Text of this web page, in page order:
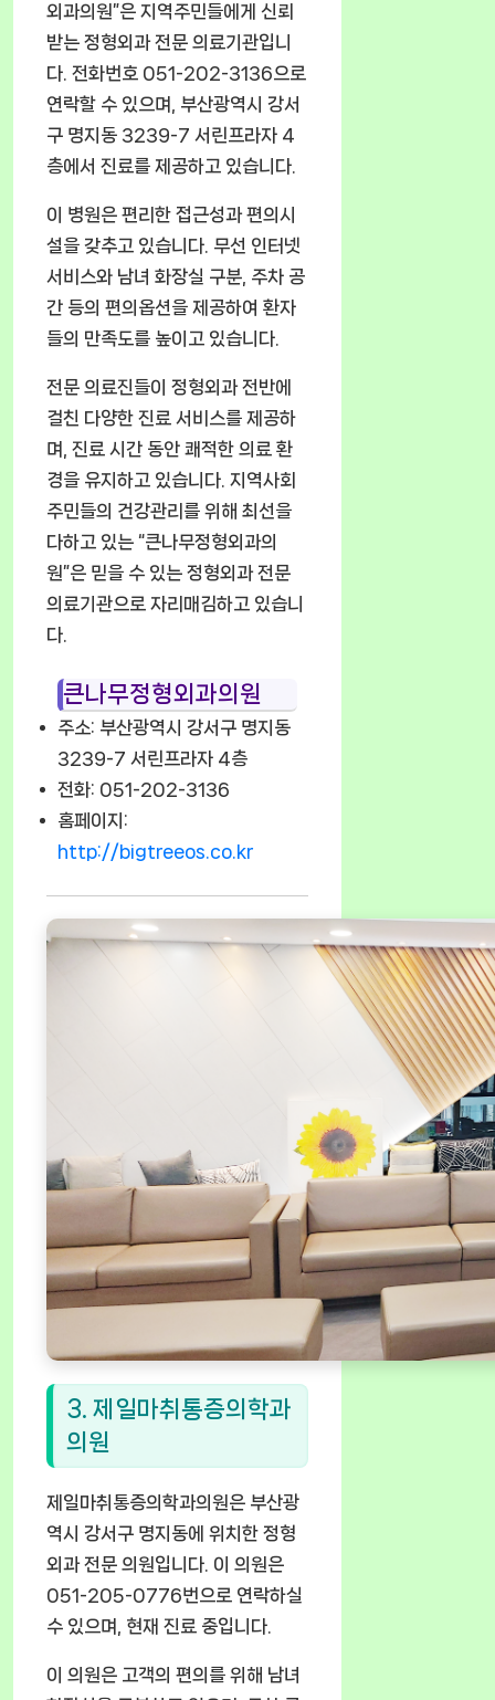
외과의원”은 지역주민들에게 신뢰
받는 정형외과 전문 의료기관입니
다. 전화번호 051-202-3136으로
연락할 수 있으며, 부산광역시 강서
구 명지동 3239-7 서린프라자 4
층에서 진료를 제공하고 있습니다.
이 병원은 편리한 접근성과 편의시
설을 갖추고 있습니다. 무선 인터넷
서비스와 남녀 화장실 구분, 주차 공
간 등의 편의옵션을 제공하여 환자
들의 만족도를 높이고 있습니다.
전문 의료진들이 정형외과 전반에
걸친 다양한 진료 서비스를 제공하
며, 진료 시간 동안 쾌적한 의료 환
경을 유지하고 있습니다. 지역사회
주민들의 건강관리를 위해 최선을
다하고 있는 “큰나무정형외과의
원”은 믿을 수 있는 정형외과 전문
의료기관으로 자리매김하고 있습니
다.
큰나무정형외과의원
주소: 부산광역시 강서구 명지동
3239-7 서린프라자 4층
전화: 051-202-3136
홈페이지:
http://bigtreeos.co.kr
3. 제일마취통증의학과
의원
제일마취통증의학과의원은 부산광
역시 강서구 명지동에 위치한 정형
외과 전문 의원입니다. 이 의원은
051-205-0776번으로 연락하실
수 있으며, 현재 진료 중입니다.
이 의원은 고객의 편의를 위해 남녀